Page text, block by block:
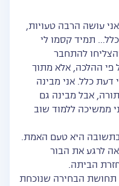
עושה הרבה טעויות,
תמיד קסמו לי
להתחבר
פי ההלכה, אלא מתוך
כלל. אני מבינה
אבל מבינה גם
ממשיכה ללמוד שוב
בתשובה היא טעם האמת.
לרגע את הבור
הביתה.
תחושת הבחירה שנוכחת